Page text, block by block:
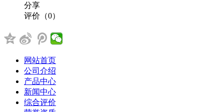
分享
评价（0）
网站首页
公司介绍
产品中心
新闻中心
综合评价